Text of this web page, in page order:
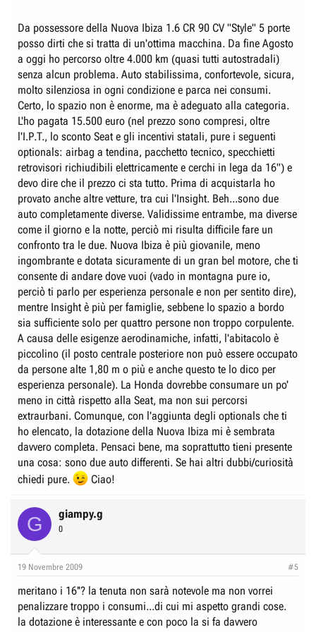
non penso di macinare più di 15mila km l'anno, abito in città.
ci sono 2000 euro a favore dell'ibiza pur con una dotazione un pò
inferiore...ke fare...cerco aiuto
Da possessore della Nuova Ibiza 1.6 CR 90 CV "Style" 5 porte
posso dirti che si tratta di un'ottima macchina. Da fine Agosto
a oggi ho percorso oltre 4.000 km (quasi tutti autostradali)
senza alcun problema. Auto stabilissima, confortevole, sicura,
molto silenziosa in ogni condizione e parca nei consumi.
Certo, lo spazio non è enorme, ma è adeguato alla categoria.
L'ho pagata 15.500 euro (nel prezzo sono compresi, oltre
l'I.P.T., lo sconto Seat e gli incentivi statali, pure i seguenti
optionals: airbag a tendina, pacchetto tecnico, specchietti
retrovisori richiudibili elettricamente e cerchi in lega da 16") e
devo dire che il prezzo ci sta tutto. Prima di acquistarla ho
provato anche altre vetture, tra cui l'Insight. Beh...sono due
auto completamente diverse. Validissime entrambe, ma diverse
come il giorno e la notte, perciò mi risulta difficile fare un
confronto tra le due. Nuova Ibiza è più giovanile, meno
ingombrante e dotata sicuramente di un gran bel motore, che ti
consente di andare dove vuoi (vado in montagna pure io,
perciò ti parlo per esperienza personale e non per sentito dire),
mentre Insight è più per famiglie, sebbene lo spazio a bordo
sia sufficiente solo per quattro persone non troppo corpulente.
A causa delle esigenze aerodinamiche, infatti, l'abitacolo è
piccolino (il posto centrale posteriore non può essere occupato
da persone alte 1,80 m o più e anche questo te lo dico per
esperienza personale). La Honda dovrebbe consumare un po'
meno in città rispetto alla Seat, ma non sui percorsi
extraurbani. Comunque, con l'aggiunta degli optionals che ti
ho elencato, la dotazione della Nuova Ibiza mi è sembrata
davvero completa. Pensaci bene, ma soprattutto tieni presente
una cosa: sono due auto differenti. Se hai altri dubbi/curiosità
chiedi pure.
Ciao!
G giampy.g
0
19 Novembre 2009 #5
meritano i 16''? la tenuta non sarà notevole ma non vorrei
penalizzare troppo i consumi...di cui mi aspetto grandi cose.
la dotazione è interessante e con poco la si fa davvero